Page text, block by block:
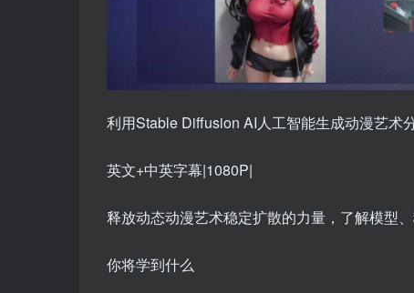
利用Stable Diffusion AI人工智能生成动漫艺术
英文+中英字幕|1080P|
释放动态动漫艺术稳定扩散的力量，了解模型
你将学到什么